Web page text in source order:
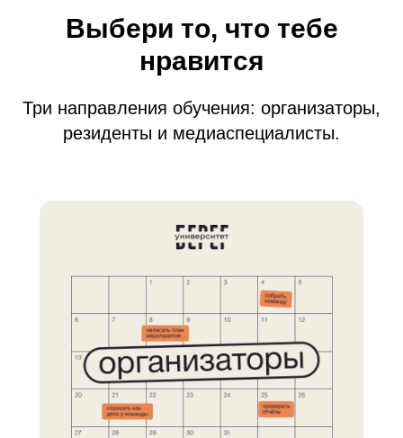
Выбери то, что тебе
нравится
Три направления обучения: организаторы,
резиденты и медиаспециалисты.